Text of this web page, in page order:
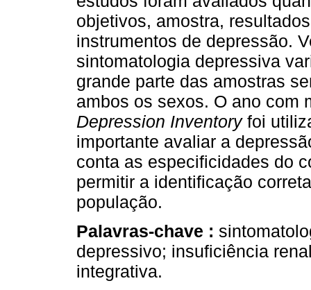
objetivos, amostra,
instrumentos de depressão.
sintomatologia depressiva
grande parte das amostras
ambos os sexos. O ano com
Depression Inventoryfoi
importante avaliar a
conta as especificidades do
permitir a identificação
população.
Palavras-chave :
depressivo; insuficiência
integrativa.